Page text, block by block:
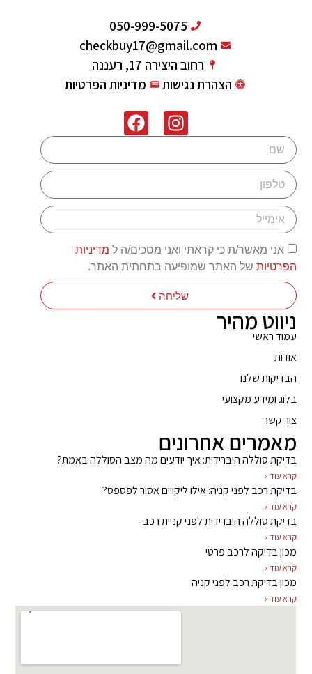
מאמרים אחרונים
בדיקת סוללה היברידית: איך יודעים מה מצב הסוללה באמת?
קרא עוד »
בדיקת רכב לפני קניה: אילו ליקויים אסור לפספס?
קרא עוד »
בדיקת סוללה היברידית לפני קניית רכב
קרא עוד »
מכון בדיקה לרכב פרטי
קרא עוד »
מכון בדיקת רכב לפני קניה
קרא עוד »
ניווט מהיר
עמוד ראשי
אודות
הבדיקות שלנו
בלוג ומידע מקצועי
צור קשר
אני מאשר/ת כי קראתי ואני מסכים/ה ל מדיניות
הפרטיות של האתר שמופיעה בתחתית האתר.
שליחה
050-999-5075
checkbuy17@gmail.com
רחוב היצירה 17, רעננה
הצהרת נגישות
מדיניות הפרטיות